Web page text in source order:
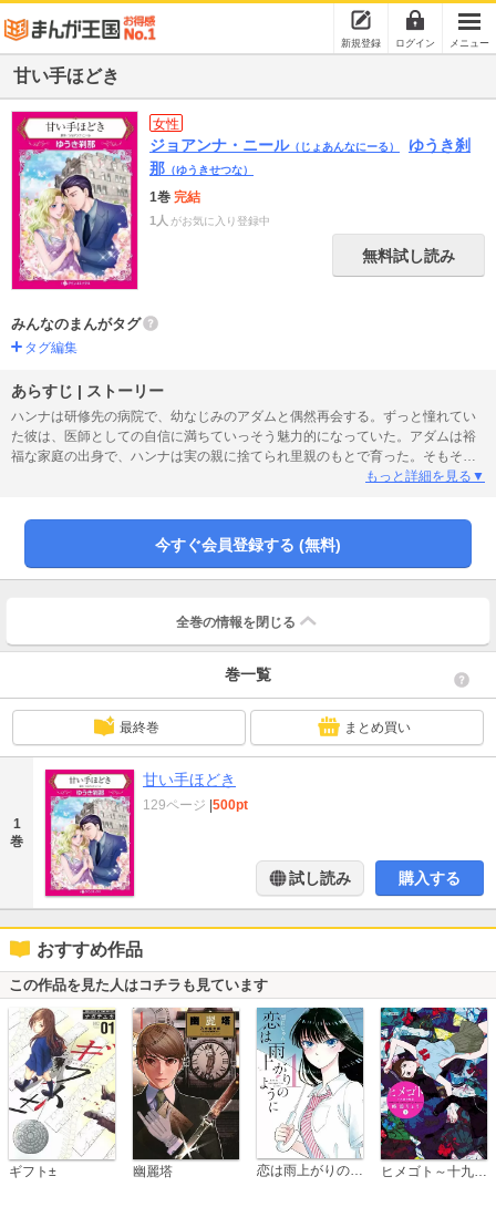
新規登録 ログイン メニュー
甘い手ほどき
女性
ジョアンナ・ニール（じょあんなにーる）
ゆうき刹
那 （ゆうきせつな）
1巻 完結
1人 がお気に入り登録中
無料試し読み
みんなのまんがタグ
タグ編集
あらすじ | ストーリー
ハンナは研修先の病院で、幼なじみのアダムと偶然再会する。ずっと憧れてい
た彼は、医師としての自信に満ちていっそう魅力的になっていた。アダムは裕
福な家庭の出身で、ハンナは実の親に捨てられ里親のもとで育った。そもそも
身分違いなのだから、立場はわきまえているつもりだった。ところがある日、
しくキスをしてくれた。私など眼中にないはずなのに、いったいどういうつも
もっと詳細を見る▼
今すぐ会員登録する (無料)
全巻の情報を 閉じる
巻一覧
最終巻 まとめ買い
1
巻
甘い手ほどき
129ページ 500pt
試し読み 購入する
おすすめ作品
この作品を見た人はコチラも見ています
ギフト± 幽麗塔 恋は雨上がりのように